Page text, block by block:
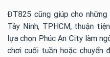
ĐT825 cũng giúp cho
Tây Ninh, TPHCM, thuận
lựa chọn Phúc An City làm
chơi cuối tuần hoặc chuyển